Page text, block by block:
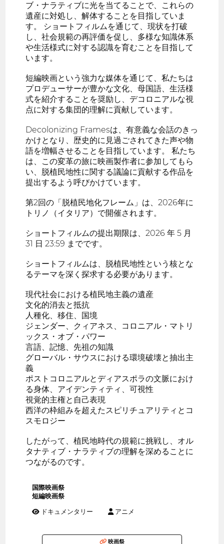
ブ・ナラティブに光を当てることで、これらの
遺産に対処し、解体することを目指していま
す。 ショートフィルムを通じて、現状を打破
し、社会規範の再評価を促し、多様な知識体系
や生活様式に対する認識を育むことを目指して
います。
短編映画という強力な媒体を通じて、私たちは
プロデューサーが豊かな文化、母国語、生活様
式を紹介することを奨励し、デコロニアルな視
点に対する集団的理解に貢献しています。
Decolonizing Framesは、有意義な会話のきっ
かけとなり、歴史的に見過ごされてきた声や物
語を増幅させることを目指しています。 私たち
は、この変革の旅に映画製作者に参加してもら
い、脱植民地性に関する議論に貢献する作品を
提出するよう呼びかけています。
第2回の「脱植民地化フレーム」は、2026年に
トリノ（イタリア）で開催されます。
ショートフィルムの提出期限は、2026 年 5 月
31 日 23:59 までです。
ショートフィルムは、脱植民地性という核とな
るテーマを深く探求する必要があります。
現代社会における植民地主義の遺産
文化的消去と抵抗
人種化、移住、国境
ジェンダー、クィアネス、コロニアル・マトリ
ックス・オブ・パワー
言語、記憶、先祖の知識
グローバル・サウスにおける環境破壊と抽出主
義
ポストコロニアルとディアスポラの文脈におけ
る身体、アイデンティティ、可視性
視覚的主権と自己表現
西洋の枠組みを超えたスピリチュアリティとコ
スモロジー
したがって、植民地時代の規範に挑戦し、オル
タナティブ・ナラティブの理解を深めることに
つながるのです。
国際映画祭
短編映画祭
ドキュメンタリー アニメ
映画祭